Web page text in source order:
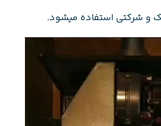
و شرکتی استفاده میشود.